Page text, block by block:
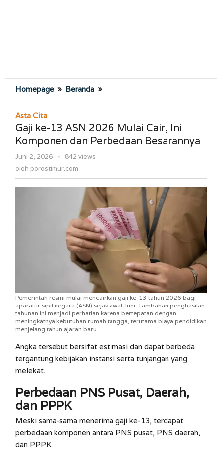
Homepage » Beranda »
ke-
ASN
2026
Mulai
Komponen
dan
Perbedaan
Besarannya
Asta Cita
Gaji ke-13 ASN 2026 Mulai Cair, Ini
Komponen dan Perbedaan Besarannya
Juni 2, 2026
oleh
-
842 views
oleh porostimur.com
Pemerintah resmi mulai mencairkan gaji ke-13 tahun 2026 bagi
aparatur sipil negara (ASN) sejak awal Juni. Tambahan penghasilan
tahunan ini menjadi perhatian karena bertepatan dengan
meningkatnya kebutuhan rumah tangga, terutama biaya pendidikan
menjelang tahun ajaran baru.
Angka tersebut bersifat estimasi dan dapat berbeda
tergantung kebijakan instansi serta tunjangan yang
melekat.
Perbedaan PNS Pusat, Daerah,
dan PPPK
Meski sama-sama menerima gaji ke-13, terdapat
perbedaan komponen antara PNS pusat, PNS daerah,
dan PPPK.